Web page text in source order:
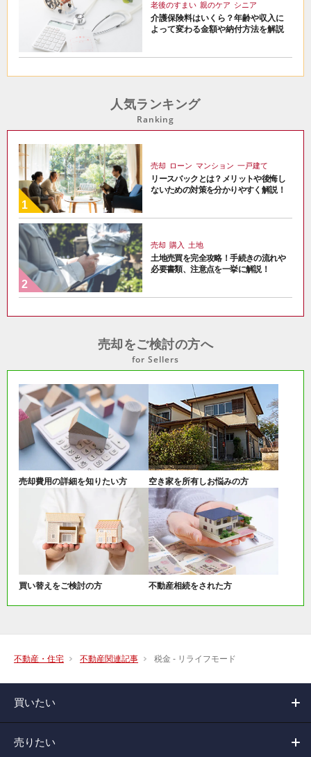
老後のすまい 親のケア シニア
介護保険料はいくら？年齢や収入に
よって変わる金額や納付方法を解説
人気ランキング
Ranking
売却 ローン マンション 一戸建て
リースバックとは？メリットや後悔し
ないための対策を分かりやすく解説！
売却 購入 土地
土地売買を完全攻略！手続きの流れや
必要書類、注意点を一挙に解説！
売却をご検討の方へ
for Sellers
売却費用の詳細を知りたい方 空き家を所有しお悩みの方
買い替えをご検討の方 不動産相続をされた方
不動産・住宅 不動産関連記事 税金 - リライフモード
買いたい
売りたい